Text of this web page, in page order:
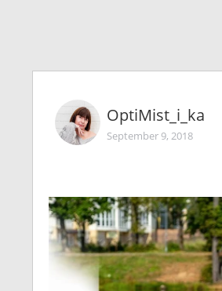
OptiMist_i_ka
September 9, 2018